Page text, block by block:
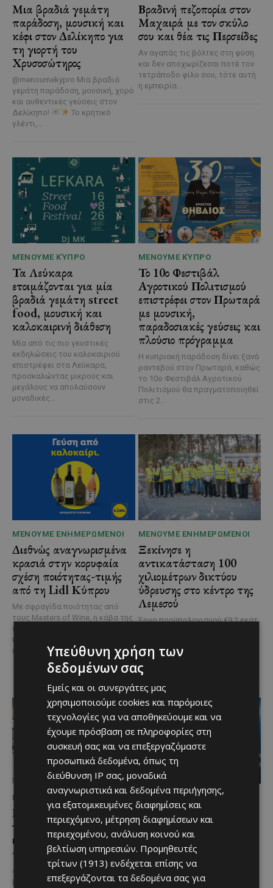
Μια βραδιά γεμάτη
παράδοση, μουσική και
κέφι στον Δελίκηπο για
τη γιορτή του
Χρυσοσώτηρος
@menoumekypro Μια βραδιά
γεμάτη παράδοση, μουσική, χορό
και αυθεντικές γεύσεις στον
Δελίκηπο!
Το κρητικό
γλέντι,...
Βραδινή πεζοπορία στον
Μαχαιρά με τον σκύλο
σου και θέα τις Περσείδες
Αν αγαπάς τις βόλτες στη φύση
και δεν αποχωρίζεσαι ποτέ τον
τετράποδο φίλο σου, τότε αυτή
η εμπειρία...
ΜΈΝΟΥΜΕ ΚΎΠΡΟ
Τα Λεύκαρα
ετοιμάζονται για μία
βραδιά γεμάτη street
food, μουσική και
καλοκαιρινή διάθεση
Μία από τις πιο γευστικές
εκδηλώσεις του καλοκαιριού
επιστρέφει στα Λεύκαρα,
προσκαλώντας μικρούς και
μεγάλους να απολαύσουν
μοναδικές...
ΜΈΝΟΥΜΕ ΚΎΠΡΟ
Το 10ο Φεστιβάλ
Αγροτικού Πολιτισμού
επιστρέφει στον Πρωταρά
με μουσική,
παραδοσιακές γεύσεις και
πλούσιο πρόγραμμα
Η κυπριακή παράδοση δίνει ξανά
ραντεβού στον Πρωταρά, καθώς
το 10ο Φεστιβάλ Αγροτικού
Πολιτισμού θα πραγματοποιηθεί
στις 2...
ΜΈΝΟΥΜΕ ΕΝΗΜΕΡΩΜΈΝΟΙ
Διεθνώς αναγνωρισμένα
κρασιά στην κορυφαία
σχέση ποιότητας-τιμής
από τη Lidl Κύπρου
Με σφραγίδα ποιότητας από
τους Masters of Wine, η κάβα της
εταιρείας συνδυάζει εξαιρετική
ποικιλία, διεθνείς διακρίσεις
και...
ΜΈΝΟΥΜΕ ΕΝΗΜΕΡΩΜΈΝΟΙ
Ξεκίνησε η
αντικατάσταση 100
χιλιομέτρων δικτύου
ύδρευσης στο κέντρο της
Λεμεσού
Έργο προϋπολογισμού €9,2 εκατ.
πραγματοποιήθηκε το πρωί της
Πέμπτης, 6 Αυγούστου...
ΜΈΝΟΥΜΕ ΕΝΗΜΕΡΩΜΈΝΟΙ
Η Mercedes-Benz
γιορτάζει έναν αιώνα
ιστορίας και κοιτάζει
προς το μέλλον
Λίγες αυτοκινητοβιομηχανίες
μπορούν να ισχυριστούν ότι το
ΜΈΝΟΥΜΕ ΕΝΗΜΕΡΩΜΈΝΟΙ
Ο τουρισμός ως εθνική
υπόθεση
Του Γιάννου Πανταζή* Είναι κοινή
πεποίθηση ότι ο τουρισμός
αποτελεί μία από τις
σημαντικότερες βιομηχανίες της
Υπεύθυνη χρήση των
δεδομένων σας
Εμείς και οι συνεργάτες μας
χρησιμοποιούμε cookies και παρόμοιες
τεχνολογίες για να αποθηκεύουμε και να
έχουμε πρόσβαση σε πληροφορίες στη
συσκευή σας και να επεξεργαζόμαστε
προσωπικά δεδομένα, όπως τη
διεύθυνση IP σας, μοναδικά
αναγνωριστικά και δεδομένα περιήγησης,
για εξατομικευμένες διαφημίσεις και
περιεχόμενο, μέτρηση διαφημίσεων και
περιεχομένου, ανάλυση κοινού και
βελτίωση υπηρεσιών. Προμηθευτές
τρίτων (1913) ενδέχεται επίσης να
επεξεργάζονται τα δεδομένα σας για